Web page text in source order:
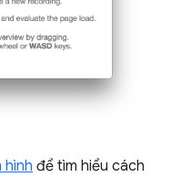
hình để tìm hiểu cách